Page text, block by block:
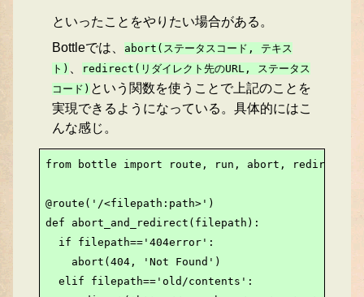
といったことをやりたい場合がある。
Bottleでは、
abort(ステータスコード, テキス
ト)
redirect(リダイレクト先のURL, ステータス
コード) という関数を使うことで上記のことを
実現できるようになっている。具体的にはこ
んな感じ。
from bottle import route, run, abort, redirect
@route('/<filepath:path>')
def abort_and_redirect(filepath):
  if filepath=='404error':
    abort(404, 'Not Found')
  elif filepath=='old/contents':